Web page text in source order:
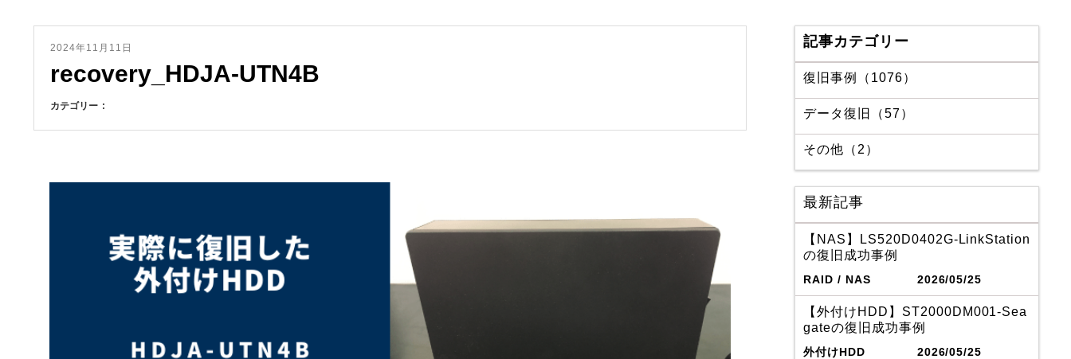
2024年11月11日
recovery_HDJA-UTN4B
カテゴリー
記事カテゴリー
復旧事例（1076）
データ復旧（57）
その他（2）
最新記事
【NAS】LS520D0402G-LinkStation
の復旧成功事例
RAID / NAS 2026/05/25
【外付けHDD】ST2000DM001-Sea
gateの復旧成功事例
外付けHDD 2026/05/25